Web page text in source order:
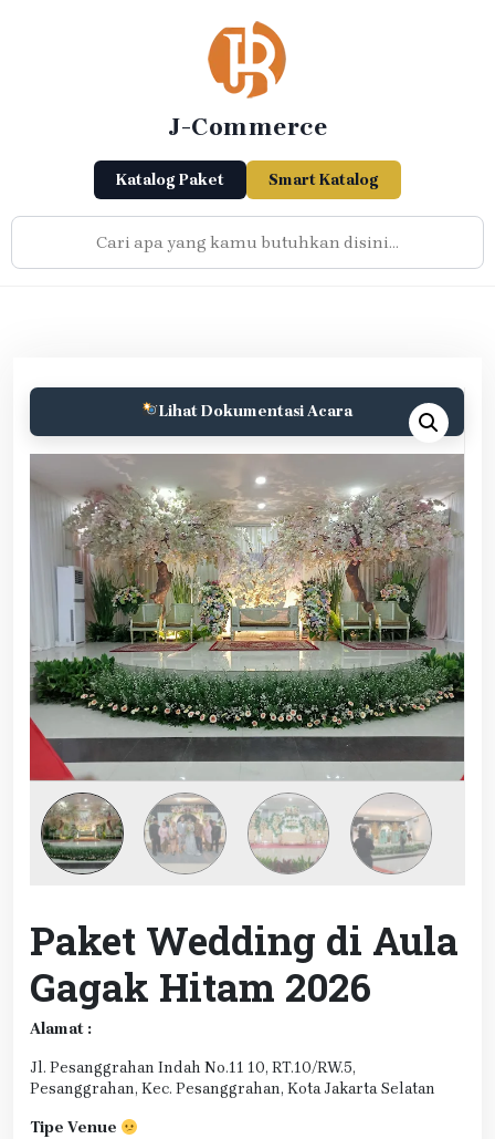
J-Commerce
Katalog Paket Smart Katalog
Lihat Dokumentasi Acara
Paket Wedding di Aula
Gagak Hitam 2026
Alamat :
Jl. Pesanggrahan Indah No.11 10, RT.10/RW.5,
Pesanggrahan, Kec. Pesanggrahan, Kota Jakarta Selatan
Tipe Venue